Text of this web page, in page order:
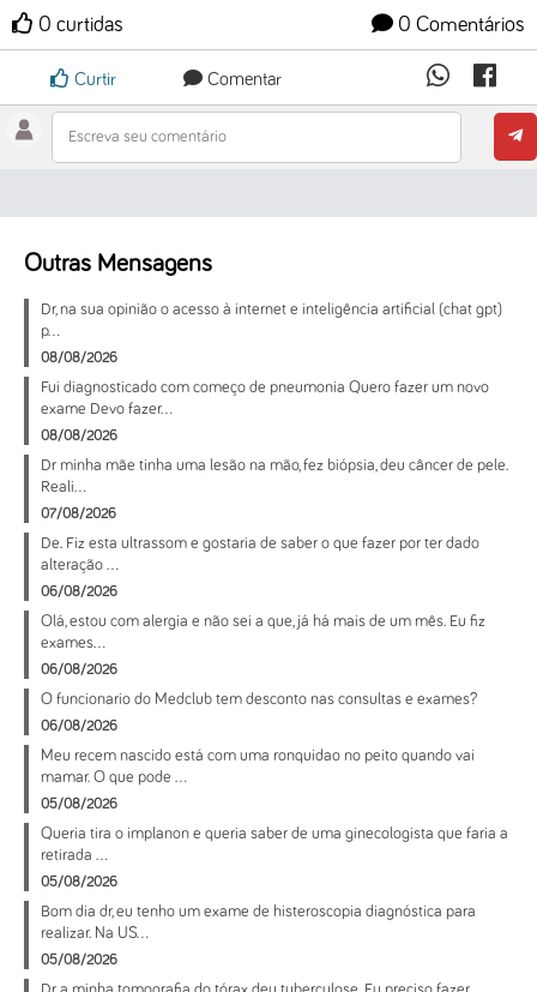
0 Comentários
0 curtidas
Curtir Comentar
Escreva seu comentário
Outras Mensagens
Dr, na sua opinião o acesso à internet e inteligência artificial (chat gpt)
p...
08/08/2026
Fui diagnosticado com começo de pneumonia Quero fazer um novo
exame Devo fazer...
08/08/2026
Dr minha mãe tinha uma lesão na mão, fez biópsia, deu câncer de pele.
Reali...
07/08/2026
De. Fiz esta ultrassom e gostaria de saber o que fazer por ter dado
alteração ...
06/08/2026
Olá, estou com alergia e não sei a que, já há mais de um mês. Eu fiz
exames...
06/08/2026
O funcionario do Medclub tem desconto nas consultas e exames?
06/08/2026
Meu recem nascido está com uma ronquidao no peito quando vai
mamar. O que pode ...
05/08/2026
Queria tira o implanon e queria saber de uma ginecologista que faria a
retirada ...
05/08/2026
Bom dia dr, eu tenho um exame de histeroscopia diagnóstica para
realizar. Na US...
05/08/2026